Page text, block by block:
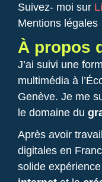
Suivez- moi sur
Mentions légales
À propos
J’ai suivi une
multimédia à
Genève. Je me
le domaine du
Après avoir
digitales en
solide